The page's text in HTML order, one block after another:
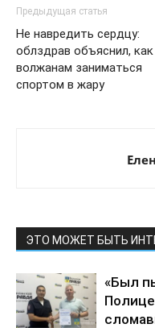
Предыдущая статья
Не навредить сердцу:
облздрав объяснил, как
волжанам заниматься
спортом в жару
ЭТО МОЖЕТ БЫТЬ
«Был